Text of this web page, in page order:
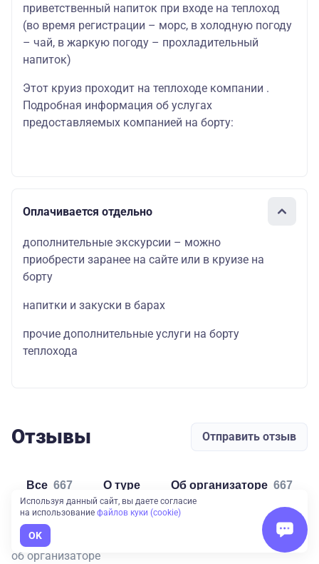
приветственный напиток при входе на теплоход
(во время регистрации – морс, в холодную погоду
– чай, в жаркую погоду – прохладительный
напиток)
Этот круиз проходит на теплоходе компании .
Подробная информация об услугах
предоставляемых компанией на борту:
Оплачивается отдельно
дополнительные экскурсии – можно
приобрести заранее на сайте или в круизе на
борту
напитки и закуски в барах
прочие дополнительные услуги на борту
теплохода
Отзывы Отправить отзыв
Все 667 о туре об организаторе 667
Юлия
об организаторе
Используя данный сайт, вы даете согласие
на использование файлов куки (cookie)
OK